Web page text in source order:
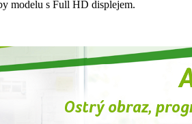
modelu s Full HD displejem.